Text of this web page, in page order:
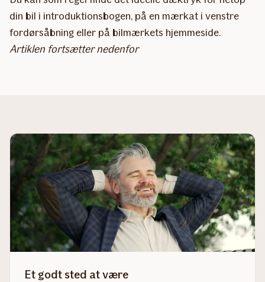
din bil i introduktionsbogen, på en mærkat i venstre
fordørsåbning eller på bilmærkets hjemmeside.
Artiklen fortsætter nedenfor
Et godt sted at være